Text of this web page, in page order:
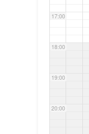
17:00
18:00
19:00
20:00